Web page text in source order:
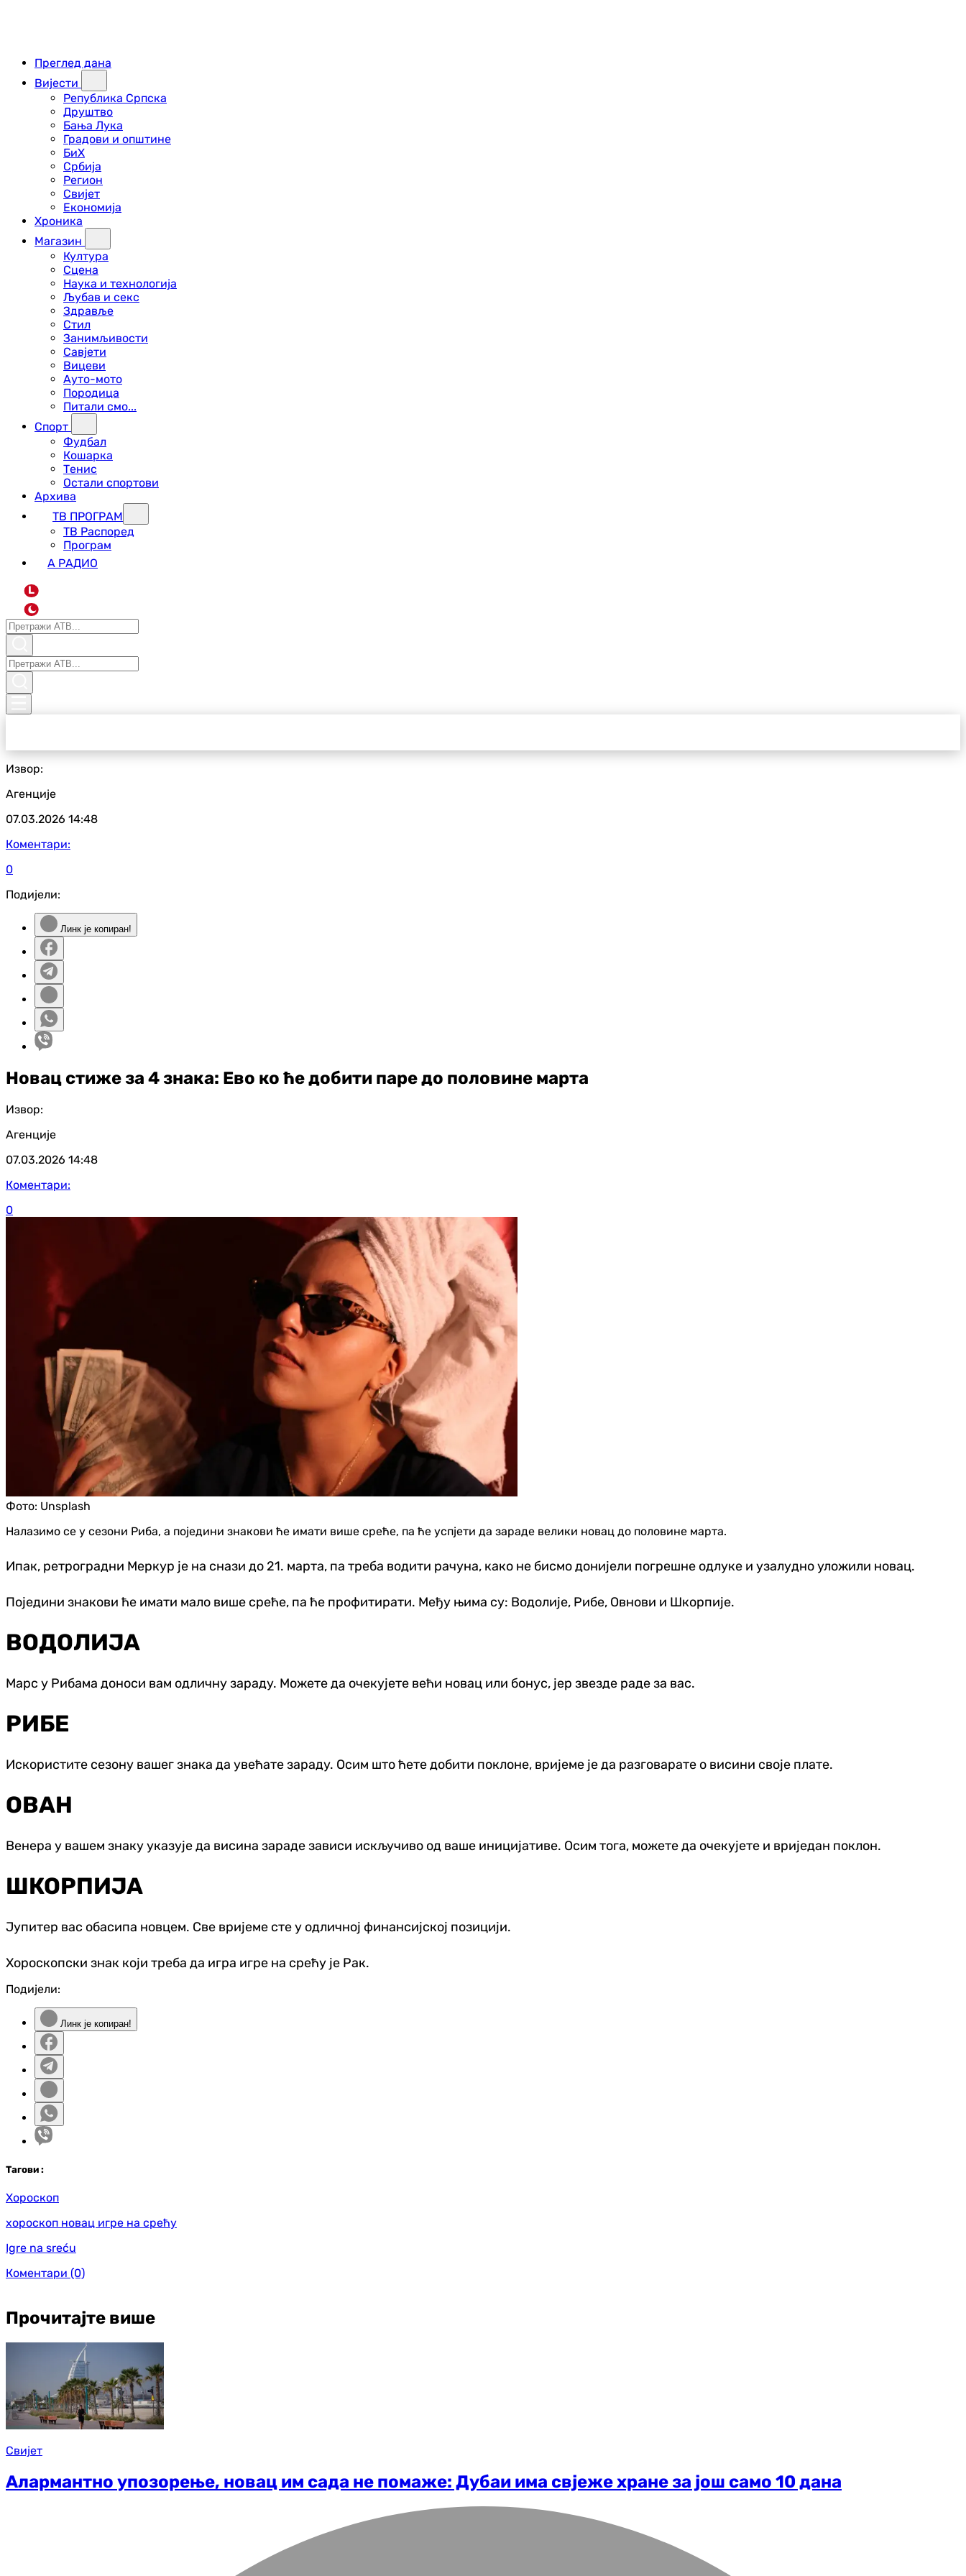
Преглед дана
Вијести
Република Српска
Друштво
Бања Лука
Градови и општине
БиХ
Србија
Регион
Свијет
Економија
Хроника
Магазин
Култура
Сцена
Наука и технологија
Љубав и секс
Здравље
Стил
Занимљивости
Савјети
Вицеви
Ауто-мото
Породица
Питали смо...
Спорт
Фудбал
Кошарка
Тенис
Остали спортови
Архива
ТВ ПРОГРАМ
ТВ Распоред
Програм
А РАДИО
L
Извор:
Агенције
07.03.2026 14:48
Коментари:
0
Подијели:
Линк је копиран!
Новац стиже за 4 знака: Ево ко ће добити паре до половине марта
Извор:
Агенције
07.03.2026 14:48
Коментари:
0
Фото: Unsplash
Налазимо се у сезони Риба, а поједини знакови ће имати више среће, па ће успјети да зараде велики новац до половине марта.
Ипак, ретроградни Меркур је на снази до 21. марта, па треба водити рачуна, како не бисмо донијели погрешне одлуке и узалудно уложили новац.
Поједини знакови ће имати мало више среће, па ће профитирати. Међу њима су: Водолије, Рибе, Овнови и Шкорпије.
ВОДОЛИЈА
Марс у Рибама доноси вам одличну зараду. Можете да очекујете већи новац или бонус, јер звезде раде за вас.
РИБЕ
Искористите сезону вашег знака да увећате зараду. Осим што ћете добити поклоне, вријеме је да разговарате о висини своје плате.
ОВАН
Венера у вашем знаку указује да висина зараде зависи искључиво од ваше иницијативе. Осим тога, можете да очекујете и вриједан поклон.
ШКОРПИЈА
Јупитер вас обасипа новцем. Све вријеме сте у одличној финансијској позицији.
Хороскопски знак који треба да игра игре на срећу је Рак.
Подијели:
Линк је копиран!
Тагови :
Хороскоп
хороскоп новац игре на срећу
Igre na sreću
Коментари (0)
Прочитајте више
Свијет
Алармантно упозорење, новац им сада не помаже: Дубаи има свјеже хране за још само 10 дана